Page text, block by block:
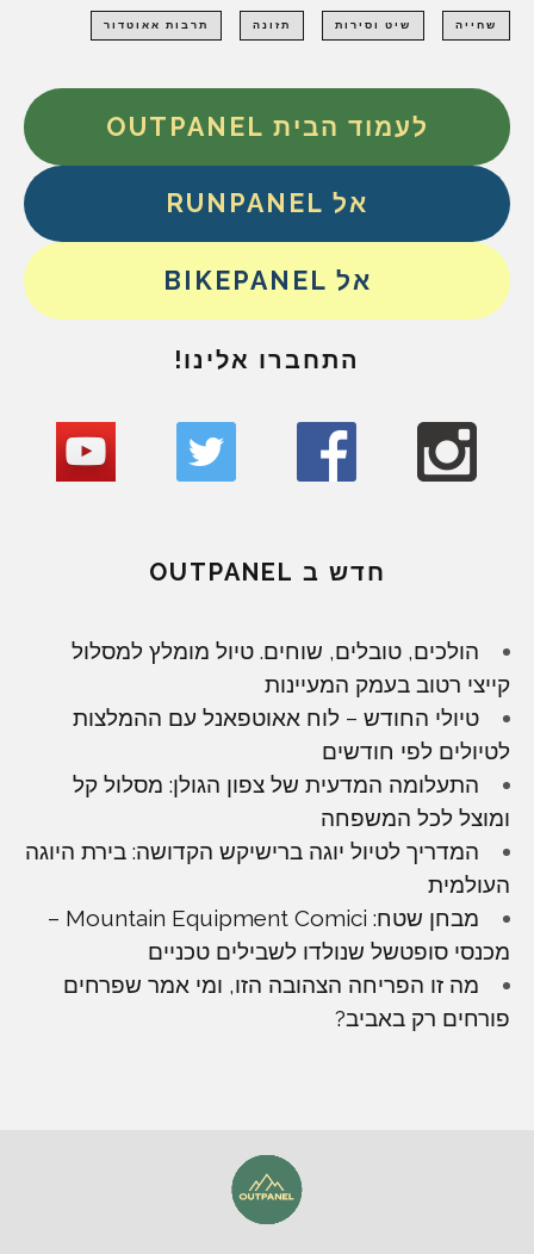
שחייה שיט וסירות תזונה תרבות אאוטדור
לעמוד הבית OUTPANEL
אל RUNPANEL
אל BIKEPANEL
התחברו אלינו!
חדש ב OUTPANEL
הולכים, טובלים, שוחים. טיול מומלץ למסלול
קייצי רטוב בעמק המעיינות
טיולי החודש – לוח אאוטפאנל עם ההמלצות
לטיולים לפי חודשים
התעלומה המדעית של צפון הגולן: מסלול קל
ומוצל לכל המשפחה
המדריך לטיול יוגה ברישיקש הקדושה: בירת היוגה
העולמית
מבחן שטח: Mountain Equipment Comici –
מכנסי סופטשל שנולדו לשבילים טכניים
מה זו הפריחה הצהובה הזו, ומי אמר שפרחים
פורחים רק באביב?